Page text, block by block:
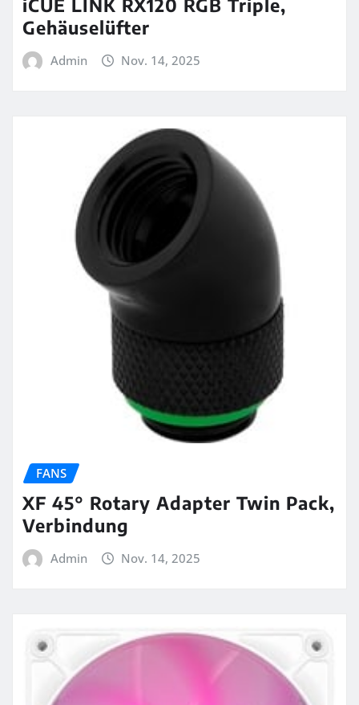
iCUE LINK RX120 RGB Triple,
Gehäuselüfter
Admin Nov. 14, 2025
FANS
XF 45° Rotary Adapter Twin Pack,
Verbindung
Admin Nov. 14, 2025